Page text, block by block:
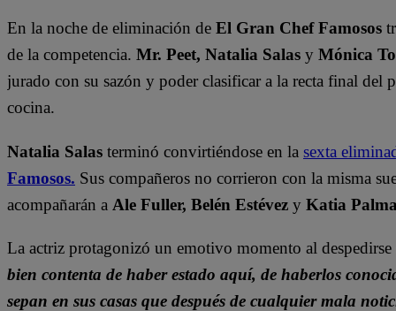
En la noche de eliminación de El Gran Chef Famosos
de la competencia. Mr. Peet, Natalia Salas y Mónica
jurado con su sazón y poder clasificar a la recta final del
cocina.
Natalia Salas terminó convirtiéndose en la sexta
Famosos. Sus compañeros no corrieron con la misma
acompañarán a Ale Fuller, Belén Estévez y Katia Palma
La actriz protagonizó un emotivo momento al despedirse
bien contenta de haber estado aquí, de haberlos
sepan en sus casas que después de cualquier mala